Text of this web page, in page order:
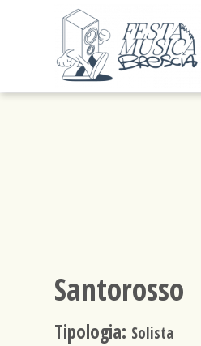
Santorosso
Tipologia: Solista